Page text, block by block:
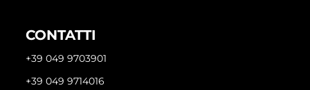
CONTATTI
+39 049 9703901
+39 049 9714016